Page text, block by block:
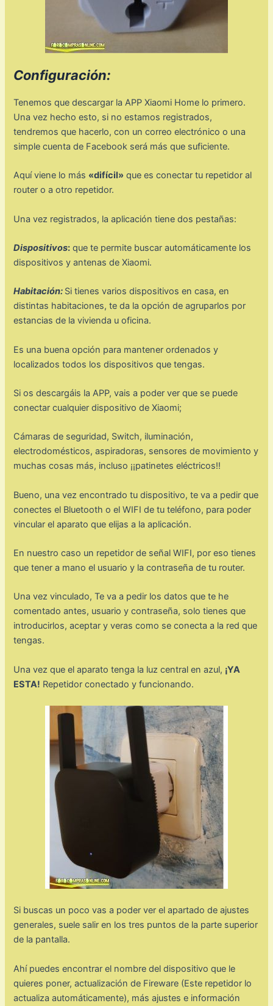
Configuración:
Tenemos que descargar la APP Xiaomi Home lo primero.
Una vez hecho esto, si no estamos registrados,
tendremos que hacerlo, con un correo electrónico o una
simple cuenta de Facebook será más que suficiente.
Aquí viene lo más «difícil» que es conectar tu repetidor al
router o a otro repetidor.
Una vez registrados, la aplicación tiene dos pestañas:
Dispositivos: que te permite buscar automáticamente los
dispositivos y antenas de Xiaomi.
Habitación: Si tienes varios dispositivos en casa, en
distintas habitaciones, te da la opción de agruparlos por
estancias de la vivienda u oficina.
Es una buena opción para mantener ordenados y
localizados todos los dispositivos que tengas.
Si os descargáis la APP, vais a poder ver que se puede
conectar cualquier dispositivo de Xiaomi;
Cámaras de seguridad, Switch, iluminación,
electrodomésticos, aspiradoras, sensores de movimiento y
muchas cosas más, incluso ¡¡patinetes eléctricos!!
Bueno, una vez encontrado tu dispositivo, te va a pedir que
conectes el Bluetooth o el WIFI de tu teléfono, para poder
vincular el aparato que elijas a la aplicación.
En nuestro caso un repetidor de señal WIFI, por eso tienes
que tener a mano el usuario y la contraseña de tu router.
Una vez vinculado, Te va a pedir los datos que te he
comentado antes, usuario y contraseña, solo tienes que
introducirlos, aceptar y veras como se conecta a la red que
tengas.
Una vez que el aparato tenga la luz central en azul, ¡YA
ESTA! Repetidor conectado y funcionando.
Si buscas un poco vas a poder ver el apartado de ajustes
generales, suele salir en los tres puntos de la parte superior
de la pantalla.
Ahí puedes encontrar el nombre del dispositivo que le
quieres poner, actualización de Fireware (Este repetidor lo
actualiza automáticamente), más ajustes e información